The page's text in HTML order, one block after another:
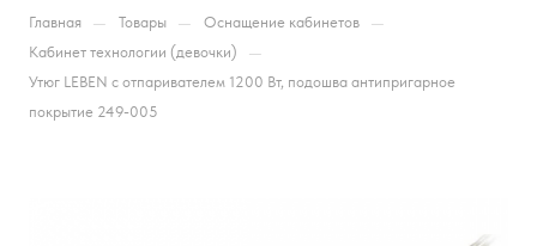
Главная — Товары — Оснащение кабинетов —
Кабинет технологии (девочки) —
Утюг LEBEN с отпаривателем 1200 Вт, подошва антипригарное
покрытие 249-005